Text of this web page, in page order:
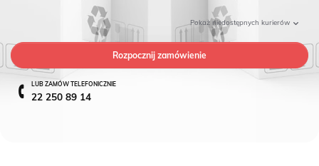
Pokażniedostępnych kurierów
Rozpocznij zamówienie
LUB ZAMÓW TELEFONICZNIE
22 250 89 14